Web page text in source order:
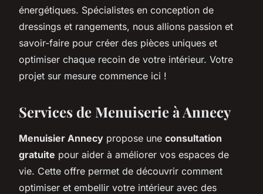
énergétiques. Spécialistes en conception de
dressings et rangements, nous allions passion et
savoir-faire pour créer des pièces uniques et
optimiser chaque recoin de votre intérieur. Votre
projet sur mesure commence ici !
Services de Menuiserie à Annecy
Menuisier Annecy propose une consultation
gratuite pour aider à améliorer vos espaces de
vie. Cette offre permet de découvrir comment
optimiser et embellir votre intérieur avec des